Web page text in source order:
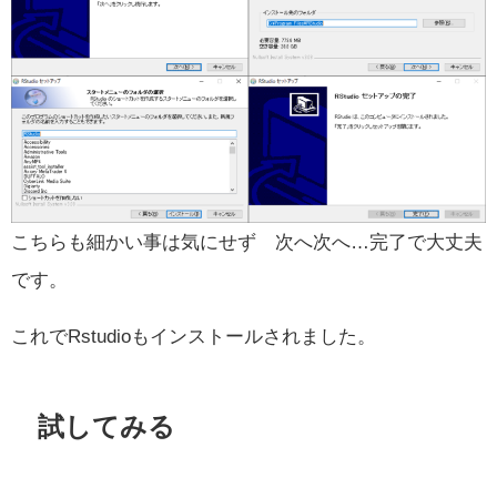
こちらも細かい事は気にせず 次へ次へ…完了で大丈夫
です。
これでRstudioもインストールされました。
試してみる